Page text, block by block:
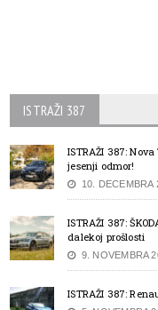
ISTRAŽI 387
ISTRAŽI 387:
jesenji odmor!
10. DECEMBRA
ISTRAŽI 387:
dalekoj prošlosti
9. NOVEMBRA
ISTRAŽI 387: